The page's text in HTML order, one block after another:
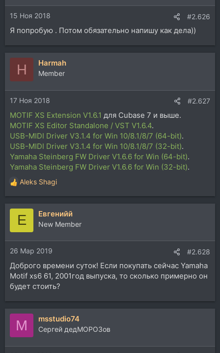
15 Ноя 2018 #2.626
Я попробую . Потом обязательно напишу как дела))
H Harmah
Member
17 Ноя 2018 #2.627
MOTIF XS Extension V1.6.1 для Cubase 7 и выше.
MOTIF XS Editor Standalone / VST V1.6.4.
USB-MIDI Driver V3.1.4 for Win 10/8.1/8/7 (64-bit).
USB-MIDI Driver V3.1.4 for Win 10/8.1/8/7 (32-bit).
Yamaha Steinberg FW Driver V1.6.6 for Win (64-bit).
Yamaha Steinberg FW Driver V1.6.6 for Win (32-bit).
Р
е
а
и
и
:
Aleks Shagi
Е Евгенийй
New Member
26 Мар 2019 #2.628
Доброго времени суток! Если покупать сейчас Yamaha
Motif xs6 61, 2001год выпуска, то сколько примерно он
будет стоить?
M msstudio74
Сергей дедМОРОЗов